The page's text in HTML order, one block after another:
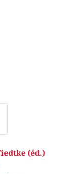
(éd.)